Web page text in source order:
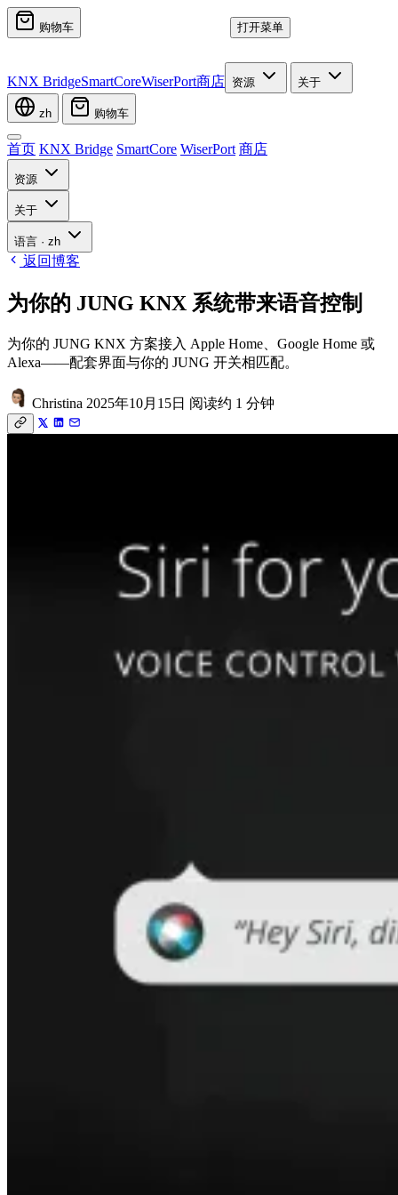
购物车 打开菜单
KNX BridgeSmartCoreWiserPort商店 资源 关于
zh 购物车
首页 KNX Bridge SmartCore WiserPort 商店
资源
关于
语言 · zh
返回博客
为你的 JUNG KNX 系统带来语音控制
为你的 JUNG KNX 方案接入 Apple Home、Google Home 或
Alexa——配套界面与你的 JUNG 开关相匹配。
Christina 2025年10月15日 阅读约 1 分钟